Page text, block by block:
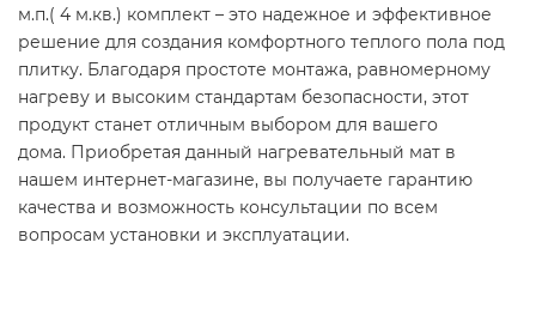
м.п.( 4 м.кв.) комплект – это надежное и эффективное
решение для создания комфортного теплого пола под
плитку. Благодаря простоте монтажа, равномерному
нагреву и высоким стандартам безопасности, этот
продукт станет отличным выбором для вашего
дома. Приобретая данный нагревательный мат в
нашем интернет-магазине, вы получаете гарантию
качества и возможность консультации по всем
вопросам установки и эксплуатации.​